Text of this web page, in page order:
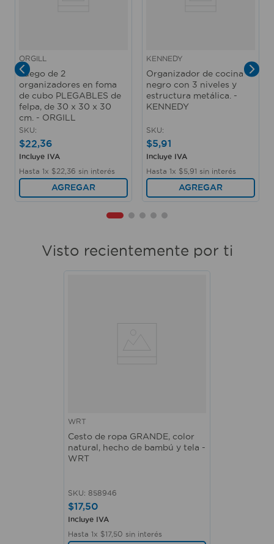
ORGILL
Juego de 2
organizadores en foma
de cubo PLEGABLES de
felpa, de 30 x 30 x 30
cm. - ORGILL
SKU:
$22,36
Incluye IVA
Hasta 1x $22 36 sin interés
AGREGAR
KENNEDY
Organizador de cocina
negro con 3 niveles y
estructura metálica. -
KENNEDY
SKU:
$5,91
Incluye IVA
Hasta 1x $5 91 sin interés
AGREGAR
Visto recientemente por ti
WRT
Cesto de ropa GRANDE, color
natural, hecho de bambú y tela -
WRT
SKU: 858946
$17,50
Incluye IVA
Hasta 1x $17, 50 sin interés